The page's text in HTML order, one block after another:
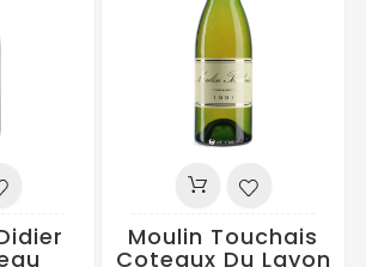
Moulin Touchais
Coteaux Du Layon